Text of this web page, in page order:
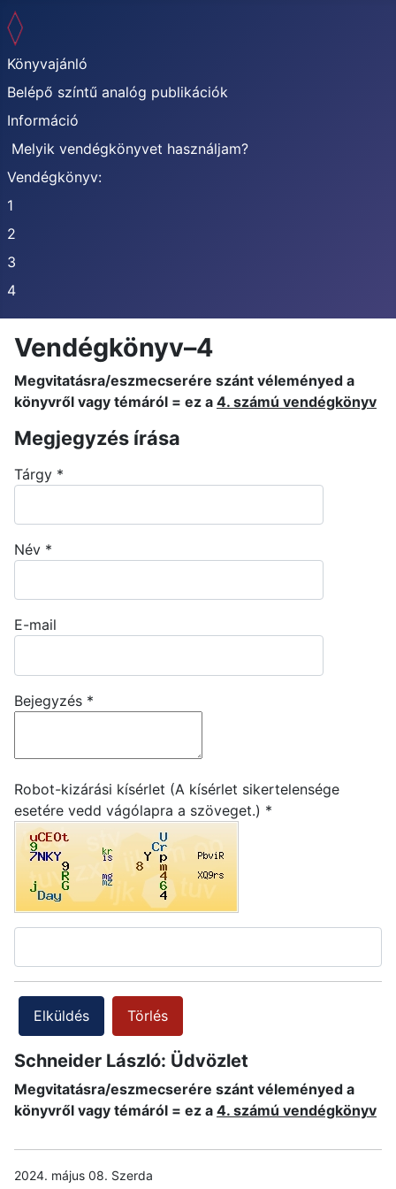
Könyvajánló
Belépő színtű analóg publikációk
Információ
Melyik vendégkönyvet használjam?
Vendégkönyv:
1
2
3
4
Vendégkönyv–4
Megvitatásra/eszmecserére szánt véleményed a
könyvről vagy témáról = ez a 4. számú vendégkönyv
Megjegyzés írása
Tárgy *
Név *
E-mail
Bejegyzés *
Robot-kizárási kísérlet (A kísérlet sikertelensége
esetére vedd vágólapra a szöveget.) *
Elküldés Törlés
Schneider László: Üdvözlet
Megvitatásra/eszmecserére szánt véleményed a
könyvről vagy témáról = ez a 4. számú vendégkönyv
2024. május 08. Szerda